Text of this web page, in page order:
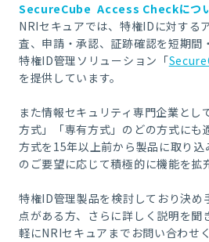
SecureCube Access Checkにつ
NRIセキュアでは、特権IDに対する
査、申請・承認、証跡確認を短期間
特権ID管理ソリューション「
を提供しています。
また情報セキュリティ専門企業とし
方式」「専有方式」のどの方式にも
方式を15年以上前から製品に取り
のご要望に応じて積極的に機能を拡
特権ID管理製品を検討しており決め
点がある方、さらに詳しく説明を聞
軽にNRIセキュアまでお問い合わせ